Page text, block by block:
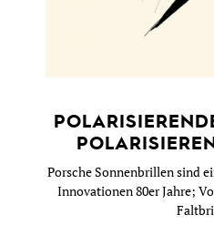
Porsche Sonnenbrillen sind
Innovationen 80er Jahre;